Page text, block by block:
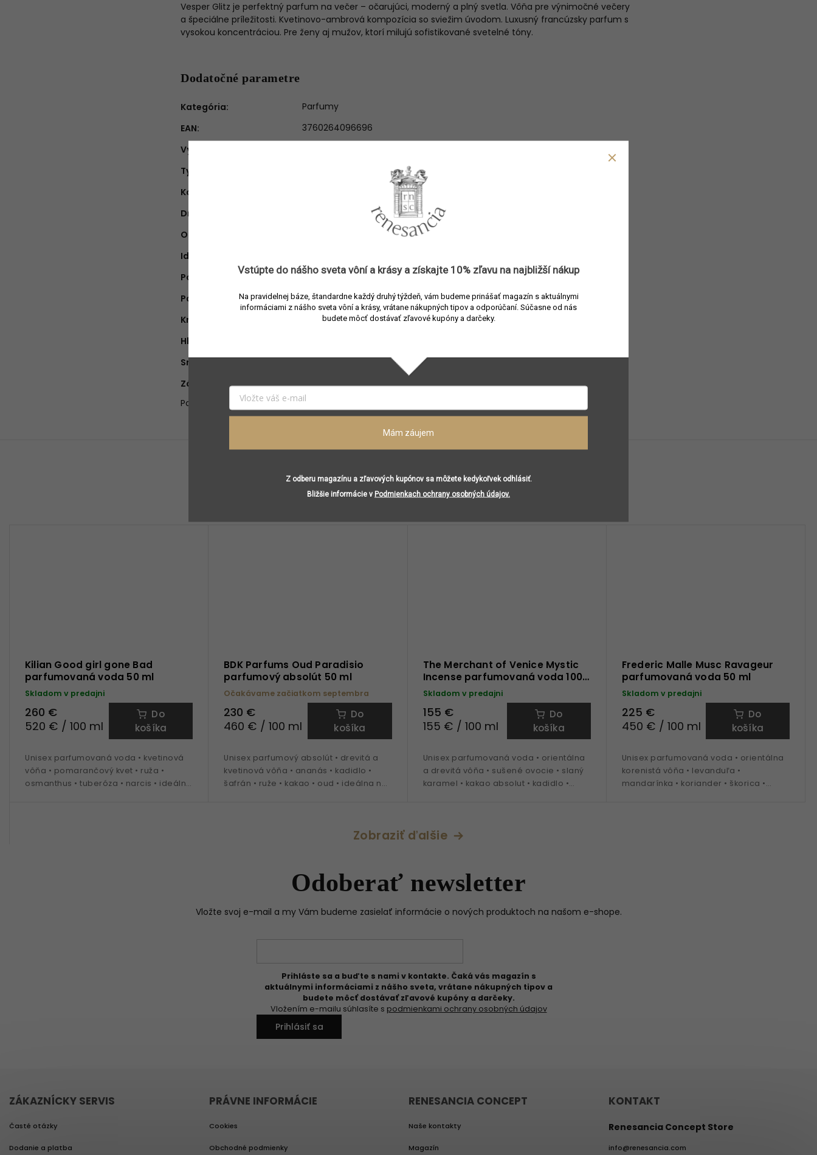
Vesper Glitz je perfektný parfum na večer – očarujúci, moderný a plný svetla. Vôňa pre výnimočné večery
a špeciálne príležitosti. Kvetinovo-ambrová kompozícia so sviežim úvodom. Luxusný francúzsky parfum s
vysokou koncentráciou. Pre ženy aj mužov, ktorí milujú sofistikované svetelné tóny.
Dodatočné parametre
Kategória:
Parfumy
EAN:
3760264096696
Výrobca
Typ produktu
Koncentrácia
Druh vône
Orientálna
Objem náplne
Ideálne na obdobie
Pohlavie
Unisex
Parfumér
Nadège Le Garlantezec
Krajina pôvodu
Francúzsko
Hlava
Srdce
Ylang-ylang, jazmín, mimóza
Základ
Cédrové drevo, Tonka fazuľa, vanilka, pižmo
Položka bola vypredaná…
Podobné (8)
Kilian Good girl gone Bad
parfumovaná voda 50 ml
Skladom v predajni
260 €
520 € / 100 ml
Do
košíka
Unisex parfumovaná voda • kvetinová
vôňa • pomarančový kvet • ruža •
osmanthus • tuberóza • narcis • ideálna
BDK Parfums Oud Paradisio
parfumový absolút 50 ml
Očakávame začiatkom septembra
230 €
460 € / 100 ml
Do
košíka
Unisex parfumový absolút • drevitá a
kvetinová vôňa • ananás • kadidlo •
šafrán • ruže • kakao • oud • ideálna na
The Merchant of Venice Mystic
Incense parfumovaná voda 100
ml
Skladom v predajni
155 €
155 € / 100 ml
Do
košíka
Unisex parfumovaná voda • orientálna
a drevitá vôňa • sušené ovocie • slaný
karamel • kakao absolut • kadidlo •
Frederic Malle Musc Ravageur
parfumovaná voda 50 ml
Skladom v predajni
225 €
450 € / 100 ml
Do
košíka
Unisex parfumovaná voda • orientálna
korenistá vôňa • levanduľa •
mandarínka • koriander • škorica •
Zobraziť ďalšie
Odoberať newsletter
Vložte svoj e-mail a my Vám budeme zasielať informácie o nových produktoch na našom e-shope.
Prihláste sa a buďte s nami v kontakte. Čaká vás magazín s
aktuálnymi informáciami z nášho sveta, vrátane nákupných tipov a
budete môcť dostávať zľavové kupóny a darčeky.
Vložením e-mailu súhlasíte s podmienkami ochrany osobných údajov
Prihlásiť sa
ZÁKAZNÍCKY SERVIS
Časté otázky
Dodanie a platba
PRÁVNE INFORMÁCIE
Cookies
Obchodné podmienky
RENESANCIA CONCEPT
Naše kontakty
Magazín
KONTAKT
Renesancia Concept Store
info@renesancia.com
Vstúpte do nášho sveta vôní a krásy a získajte 10% zľavu na najbližší nákup
Na pravidelnej báze, štandardne každý druhý týždeň, vám budeme prinášať magazín s aktuálnymi
informáciami z nášho sveta vôní a krásy, vrátane nákupných tipov a odporúčaní. Súčasne od nás
budete môcť dostávať zľavové kupóny a darčeky.
Mám záujem
Z odberu magazínu a zľavových kupónov sa môžete kedykoľvek odhlásiť.
Bližšie informácie v Podmienkach ochrany osobných údajov.